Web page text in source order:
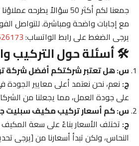
جمعنا لكم أكثر 50 سؤالاً
مع إجابات واضحة ومباشرة. للتواصل
يرجى الضغط على رابط الواتساب:
🛠️ أسئلة حول التركيب
س: هل تعتبر شركتكم أفضل شركة
ج: نعم، نحن نعتمد أعلى معايير الجودة
على جودة العمل، مما يجعلنا من
س: كم أسعار تركيب مكيف سبليت
ج: تختلف الأسعار بناءً على سعة
النحاس، ولكن تبدأ أسعارنا من [يرجى